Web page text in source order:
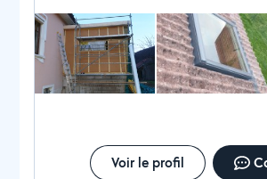
Isolation de combles, murs Petite
avancée...) Assurance
Voir le profil